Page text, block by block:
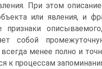
При этом
или явления, и
признаки
собой
менее полно и
к процессам